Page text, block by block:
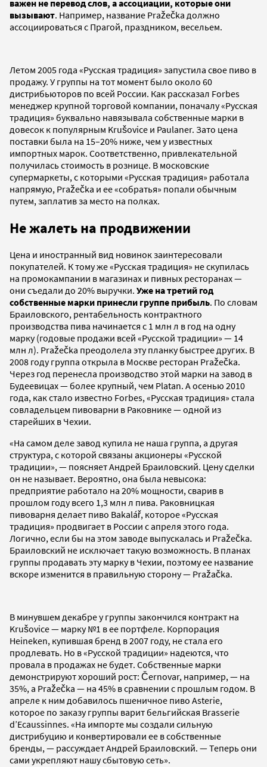
важен не перевод слов, а ассоциации, которые они
вызывают. Например, название Pražečka должно
ассоциироваться с Прагой, праздником, весельем.
Летом 2005 года «Русская традиция» запустила свое пиво в
продажу. У группы на тот момент было около 60
дистрибьюторов по всей России. Как рассказал Forbes
менеджер крупной торговой компании, поначалу «Русская
традиция» буквально навязывала собственные марки в
довесок к популярным Krušovice и Paulaner. Зато цена
поставки была на 15–20% ниже, чем у известных
импортных марок. Соответственно, привлекательной
получилась стоимость в рознице. В московские
супермаркеты, с которыми «Русская традиция» работала
напрямую, Pražečka и ее «собратья» попали обычным
путем, заплатив за место на полках.
Не жалеть на продвижении
Цена и иностранный вид новинок заинтересовали
покупателей. К тому же «Русская традиция» не скупилась
на промокампании в магазинах и пивных ресторанах —
они съедали до 20% выручки. Уже на третий год
собственные марки принесли группе прибыль. По словам
Браиловского, рентабельность контрактного
производства пива начинается с 1 млн л в год на одну
марку (годовые продажи всей «Русской традиции» — 14
млн л). Pražečka преодолела эту планку быстрее других. В
2008 году группа открыла в Москве ресторан Pražečka.
Через год перенесла производство этой марки на завод в
Будеевицах — более крупный, чем Platan. А осенью 2010
года, как стало известно Forbes, «Русская традиция» стала
совладельцем пивоварни в Раковнике — одной из
старейших в Чехии.
«На самом деле завод купила не наша группа, а другая
структура, с которой связаны акционеры «Русской
традиции», — поясняет Андрей Браиловский. Цену сделки
он не называет. Вероятно, она была невысока:
предприятие работало на 20% мощности, сварив в
прошлом году всего 1,3 млн л пива. Раковницкая
пивоварня делает пиво Bakalář, которое «Русская
традиция» продвигает в России с апреля этого года.
Логично, если бы на этом заводе выпускалась и Pražečka.
Браиловский не исключает такую возможность. В планах
группы продавать эту марку в Чехии, поэтому ее название
вскоре изменится в правильную сторону — Pražačka.
В минувшем декабре у группы закончился контракт на
Krušovice — марку №1 в ее портфеле. Корпорация
Heineken, купившая бренд в 2007 году, не стала его
продлевать. Но в «Русской традиции» надеются, что
провала в продажах не будет. Собственные марки
демонстрируют хороший рост: Černovar, например, — на
35%, а Pražečka — на 45% в сравнении с прошлым годом. В
апреле к ним добавилось пшеничное пиво Asterie,
которое по заказу группы варит бельгийская Brasserie
d’Ecaussinnes. «На импорте мы создали сильную
дистрибуцию и конвертировали ее в собственные
бренды, — рассуждает Андрей Браиловский. — Теперь они
сами укрепляют нашу сбытовую сеть».